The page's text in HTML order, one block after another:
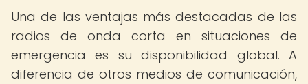
Una de las ventajas más destacadas de las
radios de onda corta en situaciones de
emergencia es su disponibilidad global. A
diferencia de otros medios de comunicación,